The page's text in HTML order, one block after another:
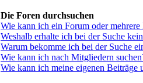
Die Foren durchsuchen
Wie kann ich ein Forum oder mehrere
Weshalb erhalte ich bei der Suche
Warum bekomme ich bei der Suche
Wie kann ich nach Mitgliedern
Wie kann ich meine eigenen Beiträge